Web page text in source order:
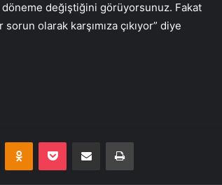
döneme değiştiğini görüyorsunuz. Fakat
olarak karşımıza çıkıyor” diye
Odnoklassniki
Pocket E-Posta ile paylaş Yazdır